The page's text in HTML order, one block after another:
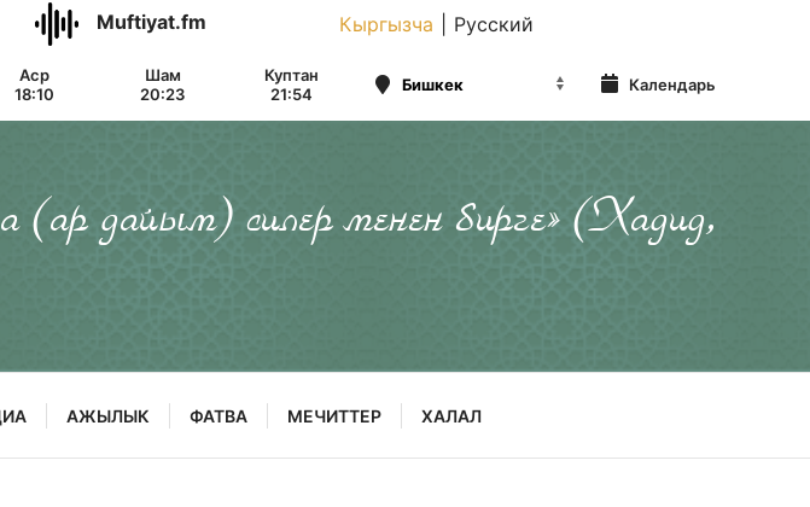
Muftiyat.fm Кыргызча Русский
Аср
18:10
Шам
20:23
Куптан
21:54
Календарь
(ар дайым) силер менен бирге» (Хадид,
АЖЫЛЫК ФАТВА МЕЧИТТЕР ХАЛАЛ